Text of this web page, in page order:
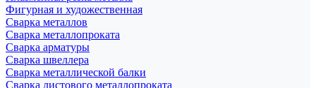
Фигурная и художественная
Сварка металлов
Сварка металлопроката
Сварка арматуры
Сварка швеллера
Сварка металлической балки
Сварка листового металлопроката